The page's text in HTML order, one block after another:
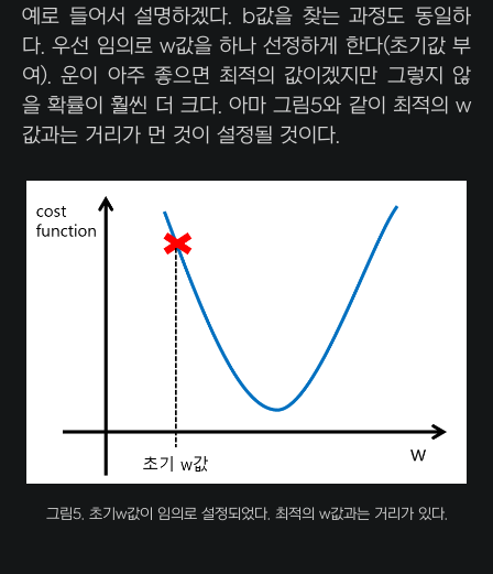
예로 들어서 설명하겠다. b값을 찾는 과정도 동일하
다. 우선 임의로 w값을 하나 선정하게 한다(초기값 부
여). 운이 아주 좋으면 최적의 값이겠지만 그렇지 않
을 확률이 훨씬 더 크다. 아마 그림5와 같이 최적의 w
값과는 거리가 먼 것이 설정될 것이다.
그림5. 초기w값이 임의로 설정되었다. 최적의 w값과는 거리가 있다.